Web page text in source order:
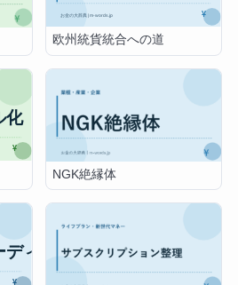
欧州統貨統合への道
NGK絶縁体